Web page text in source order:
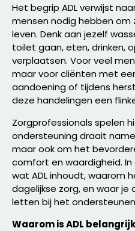
Het begrip ADL verwijst
mensen nodig hebben om
leven. Denk aan jezelf
toilet gaan, eten, drinken,
verplaatsen. Voor veel
maar voor cliënten met
aandoening of tijdens
deze handelingen een
Zorgprofessionals spelen
ondersteuning draait
maar ook om het
comfort en waardigheid.
wat ADL inhoudt, waarom
dagelijkse zorg, en waar
letten bij het
Waarom is ADL